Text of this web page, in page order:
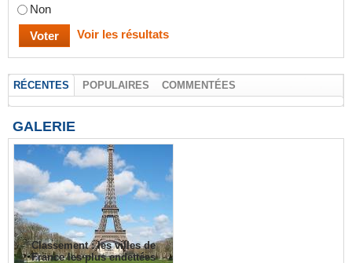
Non
Voir les résultats
RÉCENTES POPULAIRES COMMENTÉES
GALERIE
Classement : les villes de
France les plus endettées